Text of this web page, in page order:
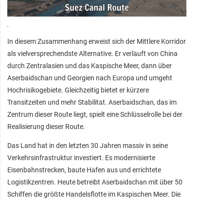
In diesem Zusammenhang erweist sich der Mittlere Korridor
als vielversprechendste Alternative. Er verläuft von China
durch Zentralasien und das Kaspische Meer, dann über
Aserbaidschan und Georgien nach Europa und umgeht
Hochrisikogebiete. Gleichzeitig bietet er kürzere
Transitzeiten und mehr Stabilität. Aserbaidschan, das im
Zentrum dieser Route liegt, spielt eine Schlüsselrolle bei der
Realisierung dieser Route.
Das Land hat in den letzten 30 Jahren massiv in seine
Verkehrsinfrastruktur investiert. Es modernisierte
Eisenbahnstrecken, baute Häfen aus und errichtete
Logistikzentren. Heute betreibt Aserbaidschan mit über 50
Schiffen die größte Handelsflotte im Kaspischen Meer. Die